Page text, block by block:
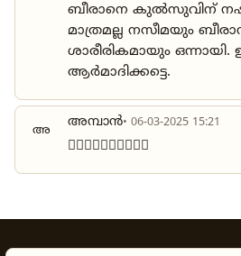
ബീരാനെ കുൽസുവിന്
മാത്രമല്ല നസീമയും
ശാരീരികമായും
ആർമാദിക്കട്ടെ.
അ അമ്പാൻ• 06-03-2025 15:21
❤️‍🔥❤️‍🔥❤️‍🔥❤️‍🔥❤️‍🔥